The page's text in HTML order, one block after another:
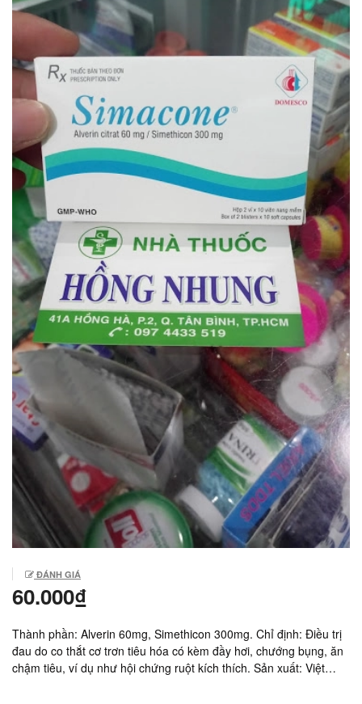
ĐÁNH GIÁ
60.000₫
Thành phần: Alverin 60mg, Simethicon 300mg. Chỉ định: Điều trị
đau do co thắt cơ trơn tiêu hóa có kèm đầy hơi, chướng bụng, ăn
chậm tiêu, ví dụ như hội chứng ruột kích thích. Sản xuất: Việt